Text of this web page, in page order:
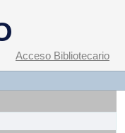
Acceso Bibliotecario